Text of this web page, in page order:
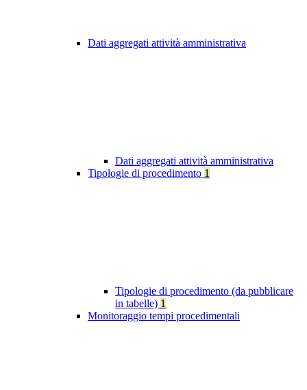
Dati aggregati attività amministrativa
Dati aggregati attività amministrativa
Tipologie di procedimento 1
Tipologie di procedimento (da pubblicare
in tabelle) 1
Monitoraggio tempi procedimentali